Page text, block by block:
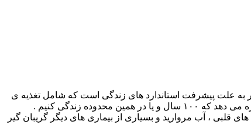
صنعتی از ۴۰ تا ۴۵ سال ، به حدود ۷۵ سال افزایش یافته است ‌. این امر به علت پیشرفت استاندارد های زندگی است که شامل تغذیه ی
بهتر ، مراقبت های پزشکی و رعایت اصول بهداشتی است . ماکزیمم طول عمر انسان در حدود ۱۲۰ سال است . هر چند پتانسیل ژنتیکی ما اجازه می دهد که ۱۰۰ سال و یا در همین محدوده زندگی کنیم .
های قلبی ، آب مروارید و بسیاری از بیماری های دیگر گریبان گیر